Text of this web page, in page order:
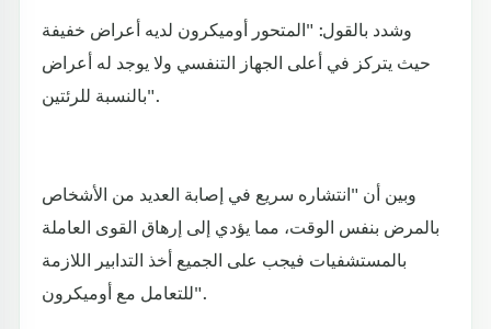
وشدد بالقول: "المتحور أوميكرون لديه أعراض خفيفة
حيث يتركز في أعلى الجهاز التنفسي ولا يوجد له أعراض
بالنسبة للرئتين".
وبين أن "انتشاره سريع في إصابة العديد من الأشخاص
بالمرض بنفس الوقت، مما يؤدي إلى إرهاق القوى العاملة
بالمستشفيات فيجب على الجميع أخذ التدابير اللازمة
للتعامل مع أوميكرون".